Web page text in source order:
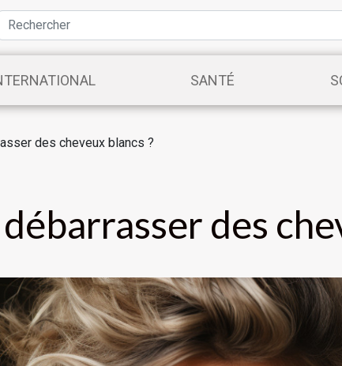
SANTÉ
des cheveux blancs ?
des